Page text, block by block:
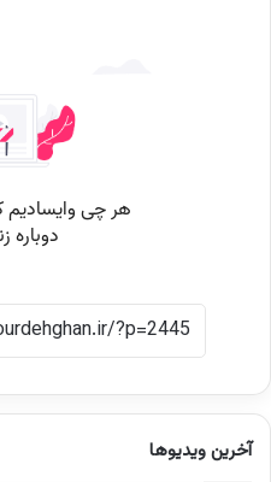
آخرین ویدیوها